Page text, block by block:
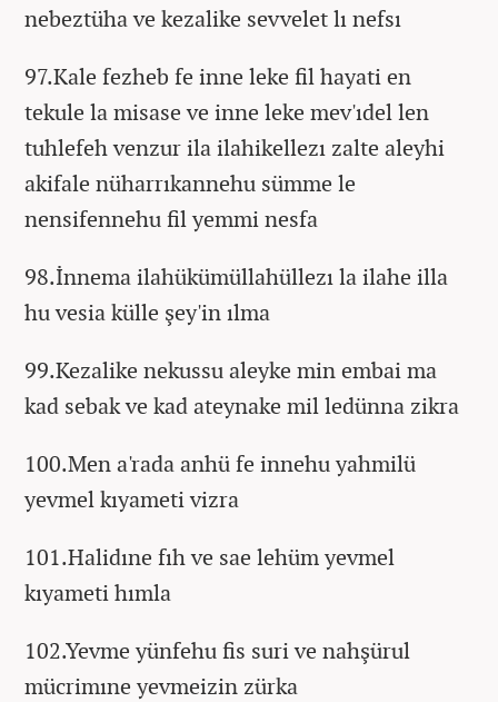
nebeztüha ve kezalike sevvelet lı nefsı
97.Kale fezheb fe inne leke fil hayati en
tekule la misase ve inne leke mev'ıdel len
tuhlefeh venzur ila ilahikellezı zalte aleyhi
akifale nüharrıkannehu sümme le
nensifennehu fil yemmi nesfa
98.İnnema ilahükümüllahüllezı la ilahe illa
hu vesia külle şey'in ılma
99.Kezalike nekussu aleyke min embai ma
kad sebak ve kad ateynake mil ledünna zikra
100.Men a'rada anhü fe innehu yahmilü
yevmel kıyameti vizra
101.Halidıne fıh ve sae lehüm yevmel
kıyameti hımla
102.Yevme yünfehu fis suri ve nahşürul
mücrimıne yevmeizin zürka